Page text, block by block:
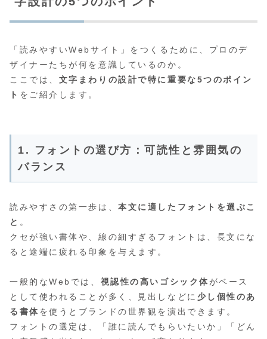
「読みやすいWebサイト」をつくるために、プロのデ
ザイナーたちが何を意識しているのか。
ここでは、 文字まわりの設計で特に重要な5つのポイン
ト をご紹介します。
1. フォントの選び方：可読性と雰囲気の
バランス
読みやすさの第一歩は、本文に適したフォントを選ぶこ
と 。
クセが強い書体や、線の細すぎるフォントは、長文にな
ると途端に疲れる印象を与えます。
一般的なWebでは、 視認性の高いゴシック体がベース
として使われることが多く、見出しなどに 少し個性のあ
る書体を使うとブランドの世界観を演出できます。
フォントの選定は、「誰に読んでもらいたいか」「どん